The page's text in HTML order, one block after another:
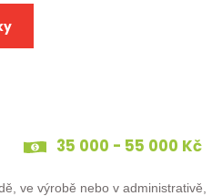
35 000 - 55 000 Kč
ve výrobě nebo v administrativě,